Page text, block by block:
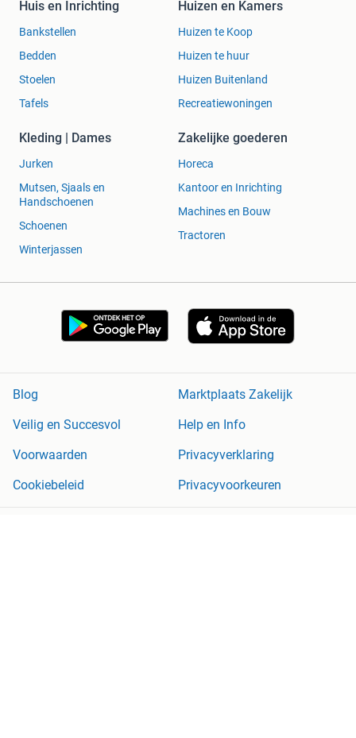
Huis en Inrichting
Bankstellen
Bedden
Stoelen
Tafels
Huizen en Kamers
Huizen te Koop
Huizen te huur
Huizen Buitenland
Recreatiewoningen
Kleding | Dames
Jurken
Mutsen, Sjaals en
Handschoenen
Schoenen
Winterjassen
Zakelijke goederen
Horeca
Kantoor en Inrichting
Machines en Bouw
Tractoren
Blog
Marktplaats Zakelijk
Veilig en Succesvol
Help en Info
Voorwaarden
Privacyverklaring
Cookiebeleid
Privacyvoorkeuren